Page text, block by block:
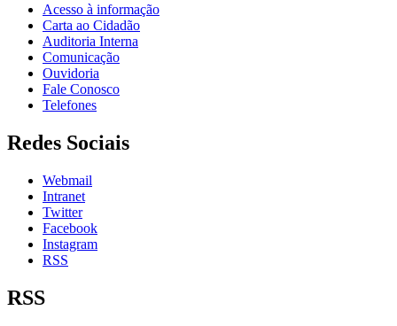
Acesso à informação
Carta ao Cidadão
Auditoria Interna
Comunicação
Ouvidoria
Fale Conosco
Telefones
Redes Sociais
Webmail
Intranet
Twitter
Facebook
Instagram
RSS
RSS